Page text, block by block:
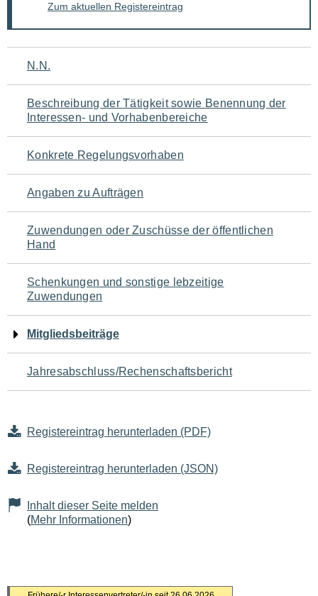
Zum aktuellen Registereintrag
Navigation
für
den
Seiteninhalt
N.N.
Beschreibung der Tätigkeit sowie Benennung der
Interessen- und Vorhabenbereiche
Konkrete Regelungsvorhaben
Angaben zu Aufträgen
Zuwendungen oder Zuschüsse der öffentlichen
Hand
Schenkungen und sonstige lebzeitige
Zuwendungen
Mitgliedsbeiträge
Jahresabschluss/Rechenschaftsbericht
Registereintrag herunterladen (PDF)
Registereintrag herunterladen (JSON)
Inhalt dieser Seite melden
(Mehr Informationen)